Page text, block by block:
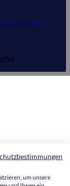
um unsere